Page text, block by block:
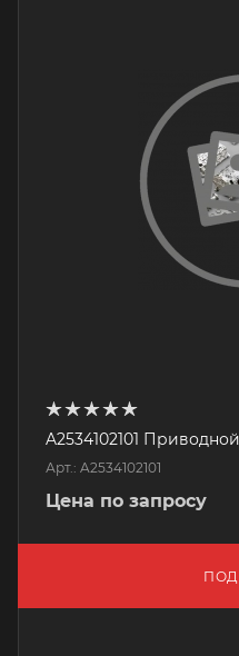
A2534102101
Арт.: A2534102101
Цена по запросу
ПОД